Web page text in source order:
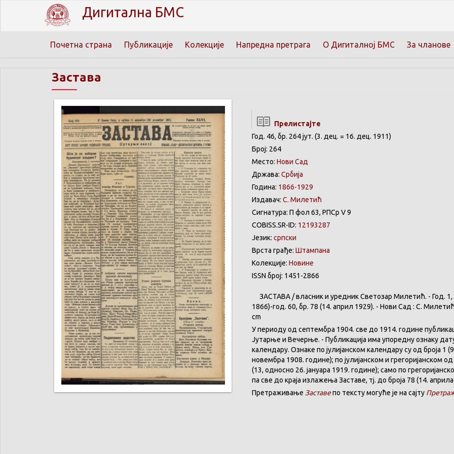
Дигитална БМС
Почетна страна Публикације Колекције Напредна претрага О Дигиталној БМС За чланове
Застава
Прелистајте
Год. 46, бр. 264 јут. (3. дец. = 16. дец. 1911)
Број: 264
Место: Нови Сад
Држава: Србија
Година: 1866-1929
Издавач: С. Милетић
Сигнатура: П фол 63, РПСр V 9
COBISS.SR-ID: 12193287
Језик: српски
Врста грађе: Штампана
Колекције: Новине
ISSN број: 1451-2866
ЗАСТАВА /власники уредникСветозар Милетић. - Год. 1,
1866)-год. 60, бр. 78 (14. април 1929). - Нови Сад : С.
cm
Упериодуод септембра 1904. све до 1914. године
Јутарње и Вечерње. - Публикација има упореднуознаку
календару. Ознаке по јулијанском календару су од броја 1
новембра 1908. године); по јулијанском и грегоријанском
(13, односно 26. јануара 1919. године); само по
па све до краја излажења Заставе, тј. до броја 78 (14.
Претраживање Заставепо тексту могуће је на сајту